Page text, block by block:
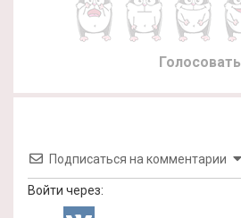
Голосовать
Подписаться на комментарии
Войти через: